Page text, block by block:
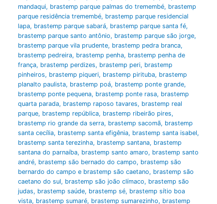
mandaqui, brastemp parque palmas do tremembé, brastemp
parque residência tremembé, brastemp parque residencial
lapa, brastemp parque sabará, brastemp parque santa fé,
brastemp parque santo antônio, brastemp parque são jorge,
brastemp parque vila prudente, brastemp pedra branca,
brastemp pedreira, brastemp penha, brastemp penha de
frança, brastemp perdizes, brastemp peri, brastemp
pinheiros, brastemp piqueri, brastemp pirituba, brastemp
planalto paulista, brastemp poá, brastemp ponte grande,
brastemp ponte pequena, brastemp ponte rasa, brastemp
quarta parada, brastemp raposo tavares, brastemp real
parque, brastemp república, brastemp ribeirão pires,
brastemp rio grande da serra, brastemp sacomã, brastemp
santa cecília, brastemp santa efigênia, brastemp santa isabel,
brastemp santa terezinha, brastemp santana, brastemp
santana do parnaíba, brastemp santo amaro, brastemp santo
andré, brastemp são bernado do campo, brastemp são
bernardo do campo e brastemp são caetano, brastemp são
caetano do sul, brastemp são joão clímaco, brastemp são
judas, brastemp saúde, brastemp sé, brastemp sítio boa
vista, brastemp sumaré, brastemp sumarezinho, brastemp